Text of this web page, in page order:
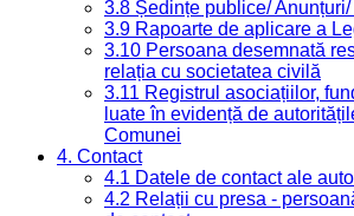
3.8 Ședințe publice/
3.9 Rapoarte de aplicare a
3.10 Persoana desemnată
relația cu societatea civilă
3.11 Registrul asociațiilor,
luate în evidență de
Comunei
4. Contact
4.1 Datele de contact ale
4.2 Relații cu presa -